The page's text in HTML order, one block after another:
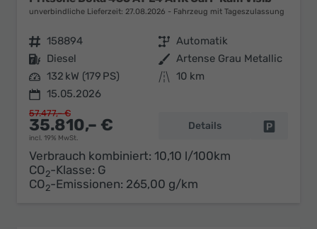
unverbindliche Lieferzeit: 27.08.2026 Fahrzeug mit Tageszulassung
Fahrzeugnr. 158894 Getriebe Automatik
Kraftstoff Diesel Außenfarbe Artense Grau Metallic
Leistung 132 kW (179 PS) Kilometerstand 10 km
15.05.2026
35.810,– €
incl. 19% MwSt.
57.477,– €
Details
Verbrauch kombiniert: 10,10 l/100km
CO2-Klasse: G
CO2-Emissionen: 265,00 g/km